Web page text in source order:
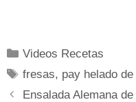
Videos Recetas
fresas, pay helado
Ensalada Alemana